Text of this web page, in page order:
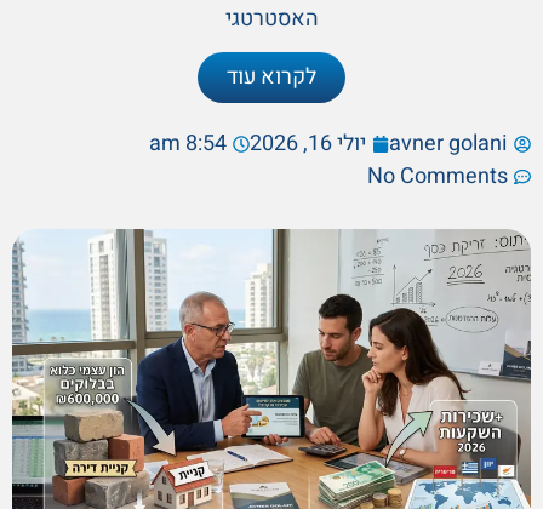
האסטרטגי
לקרוא עוד
avner golani יולי 16, 2026
8:54 am
No Comments